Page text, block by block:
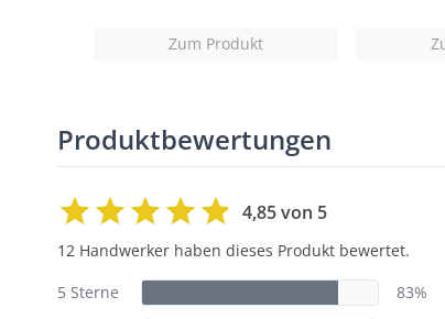
Zum Produkt
Produktbewertungen
4,85 von 5
12 Handwerker haben dieses Produkt bewertet.
5 Sterne
83%